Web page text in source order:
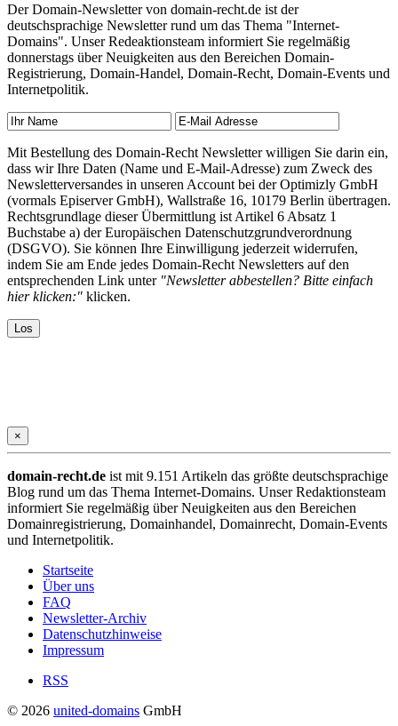
Der Domain-Newsletter von domain-recht.de ist der
deutschsprachige Newsletter rund um das Thema "Internet-
Domains". Unser Redeaktionsteam informiert Sie regelmäßig
donnerstags über Neuigkeiten aus den Bereichen Domain-
Registrierung, Domain-Handel, Domain-Recht, Domain-Events und
Internetpolitik.
Mit Bestellung des Domain-Recht Newsletter willigen Sie darin ein,
dass wir Ihre Daten (Name und E-Mail-Adresse) zum Zweck des
Newsletterversandes in unseren Account bei der Optimizly GmbH
(vormals Episerver GmbH), Wallstraße 16, 10179 Berlin übertragen.
Rechtsgrundlage dieser Übermittlung ist Artikel 6 Absatz 1
Buchstabe a) der Europäischen Datenschutzgrundverordnung
(DSGVO). Sie können Ihre Einwilligung jederzeit widerrufen,
indem Sie am Ende jedes Domain-Recht Newsletters auf den
entsprechenden Link unter "Newsletter abbestellen? Bitte einfach
hier klicken:" klicken.
×
domain-recht.de ist mit 9.151 Artikeln das größte deutschsprachige
Blog rund um das Thema Internet-Domains. Unser Redaktionsteam
informiert Sie regelmäßig über Neuigkeiten aus den Bereichen
Domainregistrierung, Domainhandel, Domainrecht, Domain-Events
und Internetpolitik.
Startseite
Über uns
FAQ
Newsletter-Archiv
Datenschutzhinweise
Impressum
RSS
© 2026 united-domains GmbH